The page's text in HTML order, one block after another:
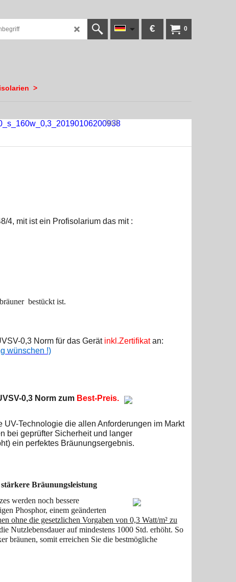
0
€
>
4, mit ist ein Profisolarium das mit :
bestückt ist.
0,3 Norm für das Gerät inkl.Zertifikatan:
wünschen !)
0,3 Norm zum Best-Preis.
Technologie die allen Anforderungen im Markt
bei geprüfter Sicherheit und langer
ein perfektes Bräunungsergebnis.
Bräunungsleistung
werden noch bessere
Phosphor, einem geänderten
ohne die gesetzlichen Vorgaben von 0,3 Watt/m² zu
Nutzlebensdauer auf mindestens 1000 Std. erhöht. So
bräunen, somit erreichen Sie die bestmögliche